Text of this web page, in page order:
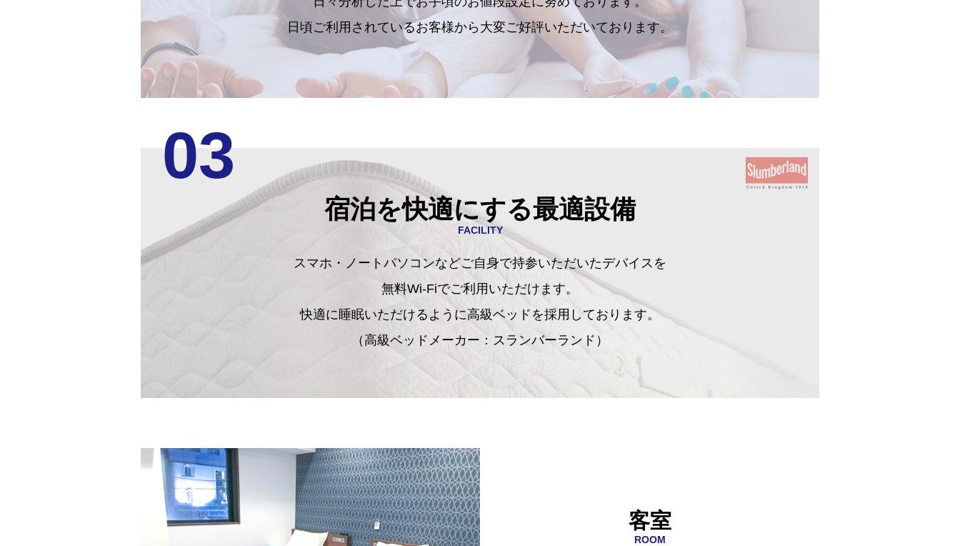
日頃ご利用されているお客様から大変ご好評いただいております。
03
宿泊を快適にする最適設備
FACILITY
スマホ・ノートパソコンなどご自身で持参いただいたデバイスを
無料Wi-Fiでご利用いただけます。
快適に睡眠いただけるように高級ベッドを採用しております。
（高級ベッドメーカー：スランバーランド）
客室
ROOM